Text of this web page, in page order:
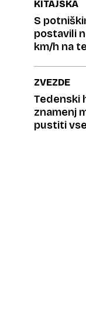
KITAJSKA
S
postavili
km/h na
ZVEZDE
Tedenski
znamenj
pustiti